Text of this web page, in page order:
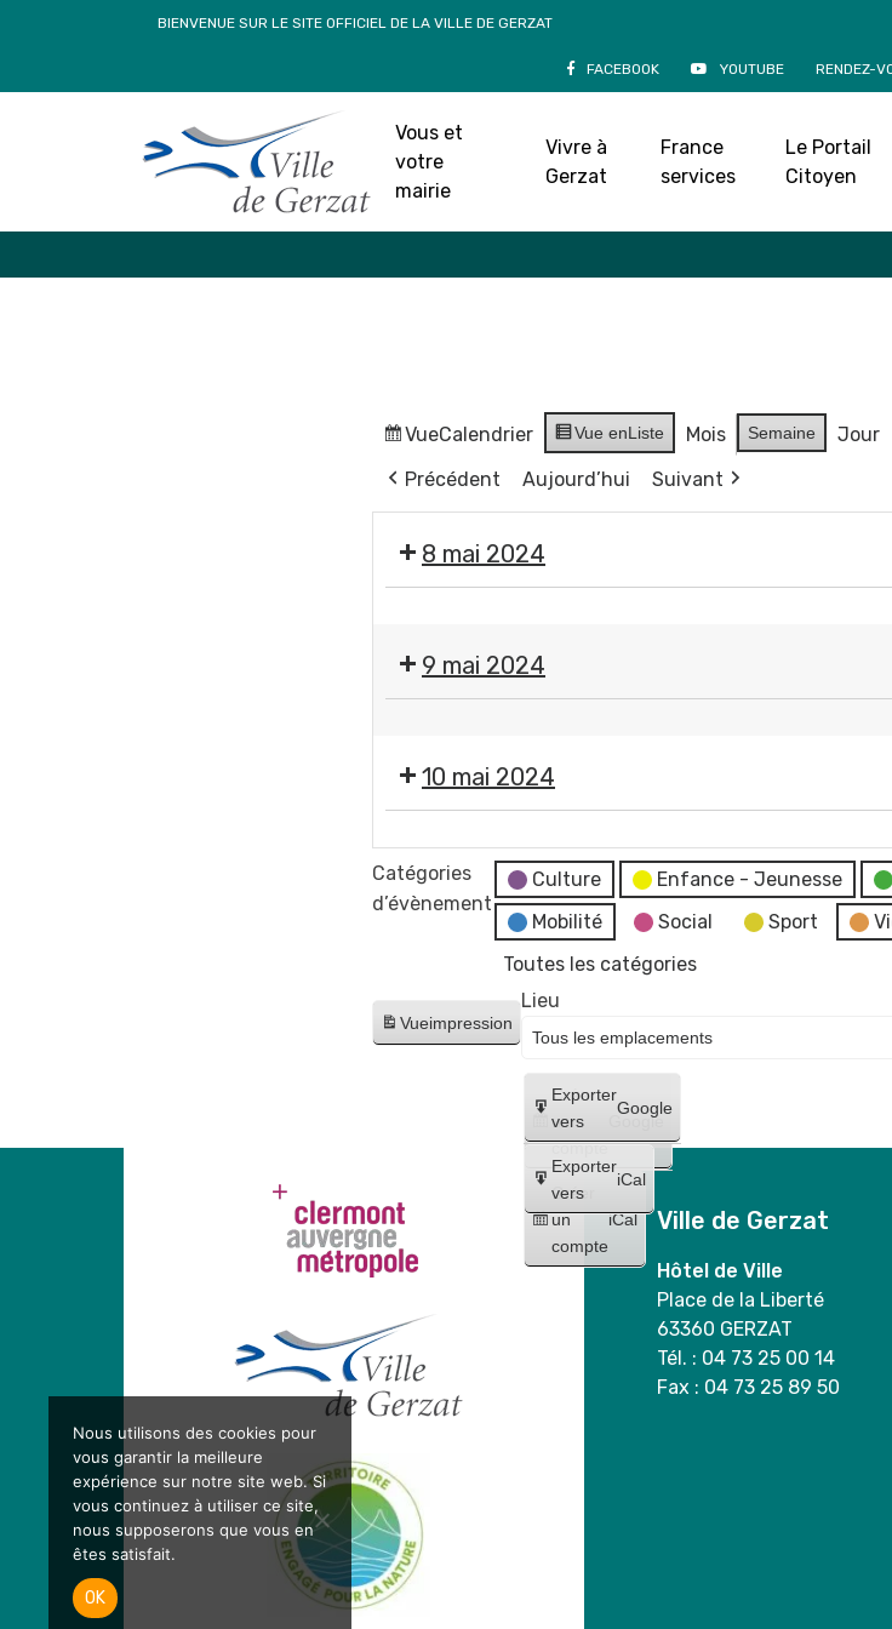
BIENVENUE SUR LE SITE OFFICIEL DE LA VILLE DE GERZAT
FACEBOOK YOUTUBE RENDEZ-
Vous et
votre
mairie
Vivre à
Gerzat
France
services
Le Portail
Citoyen
Accueil»Agenda
VueCalendrier Vue enListe Mois Semaine
Jour
Précédent
Aujourd’hui Suivant
8 mai 2024
des
services
9 mai 2024
des
services
municipaux
10 mai 2024
Fermeture
des
Catégories
d’évènement
Culture Enfance - Jeunesse
Mobilité
Social Sport
Toutes les catégories
Vueimpression
Créer
un
compte
Google
Créer
un
compte
iCal
Exporter
vers
Google
Exporter
vers
iCal
Lieu
Ville de Gerzat
Hôtel de Ville
Place de la Liberté
63360 GERZAT
Tél. : 04 73 25 00 14
Fax : 04 73 25 89 50
Nous utilisons des cookies pour
vous garantir la meilleure
expérience sur notre site web. Si
vous continuez à utiliser ce site,
nous supposerons que vous en
êtes satisfait.
OK